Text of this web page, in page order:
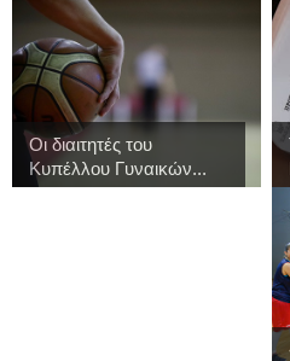
Οι διαιτητές του
Κυπέλλου Γυναικών...